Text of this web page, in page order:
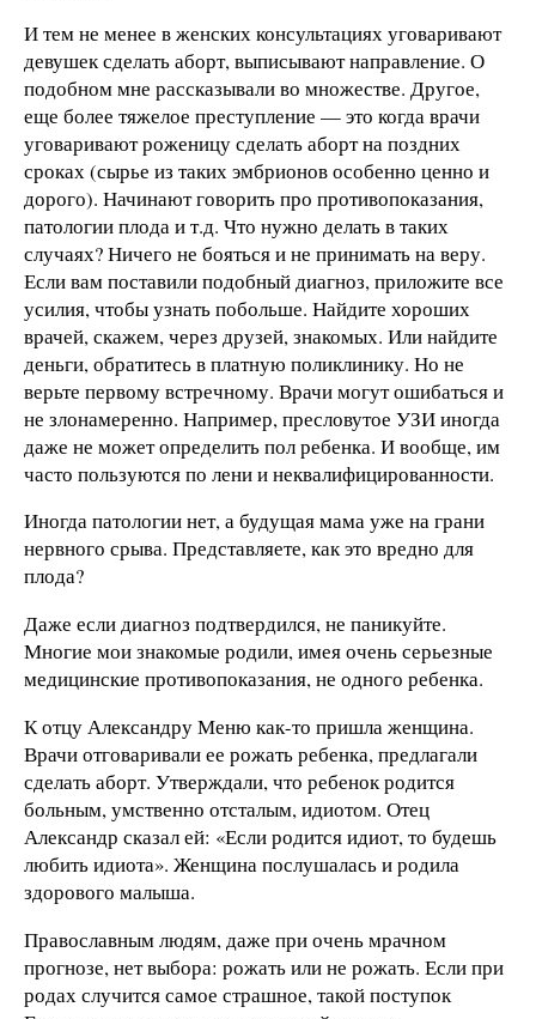
И тем не менее в женских консультациях уговаривают
девушек сделать аборт, выписывают направление. О
подобном мне рассказывали во множестве. Другое,
еще более тяжелое преступление — это когда врачи
уговаривают роженицу сделать аборт на поздних
сроках (сырье из таких эмбрионов особенно ценно и
дорого). Начинают говорить про противопоказания,
патологии плода и т.д. Что нужно делать в таких
случаях? Ничего не бояться и не принимать на веру.
Если вам поставили подобный диагноз, приложите все
усилия, чтобы узнать побольше. Найдите хороших
врачей, скажем, через друзей, знакомых. Или найдите
деньги, обратитесь в платную поликлинику. Но не
верьте первому встречному. Врачи могут ошибаться и
не злонамеренно. Например, пресловутое УЗИ иногда
даже не может определить пол ребенка. И вообще, им
часто пользуются по лени и неквалифицированности.
Иногда патологии нет, а будущая мама уже на грани
нервного срыва. Представляете, как это вредно для
плода?
Даже если диагноз подтвердился, не паникуйте.
Многие мои знакомые родили, имея очень серьезные
медицинские противопоказания, не одного ребенка.
К отцу Александру Меню как-то пришла женщина.
Врачи отговаривали ее рожать ребенка, предлагали
сделать аборт. Утверждали, что ребенок родится
больным, умственно отсталым, идиотом. Отец
Александр сказал ей: «Если родится идиот, то будешь
любить идиота». Женщина послушалась и родила
здорового малыша.
Православным людям, даже при очень мрачном
прогнозе, нет выбора: рожать или не рожать. Если при
родах случится самое страшное, такой поступок